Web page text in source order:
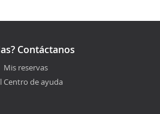
Contáctanos
Mis reservas
Centro de ayuda